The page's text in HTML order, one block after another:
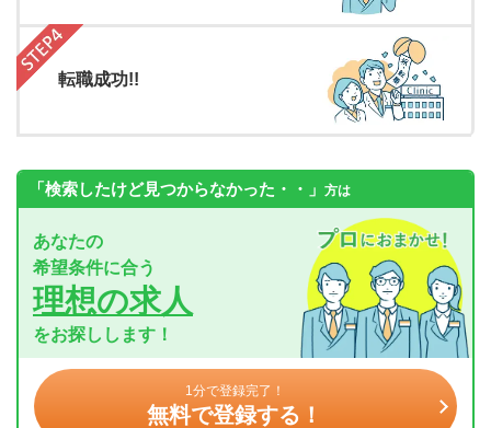
転職成功!!
「検索したけど見つからなかった・・」 方は
あなたの
希望条件に合う
理想の求人
をお探しします！
1分で登録完了！
無料で登録する！